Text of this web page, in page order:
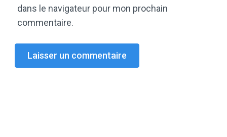
dans le navigateur pour mon prochain
commentaire.